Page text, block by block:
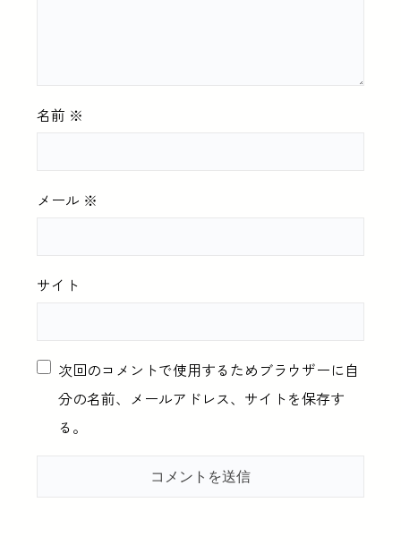
名前 ※
メール ※
サイト
次回のコメントで使用するためブラウザーに自
分の名前、メールアドレス、サイトを保存す
る。